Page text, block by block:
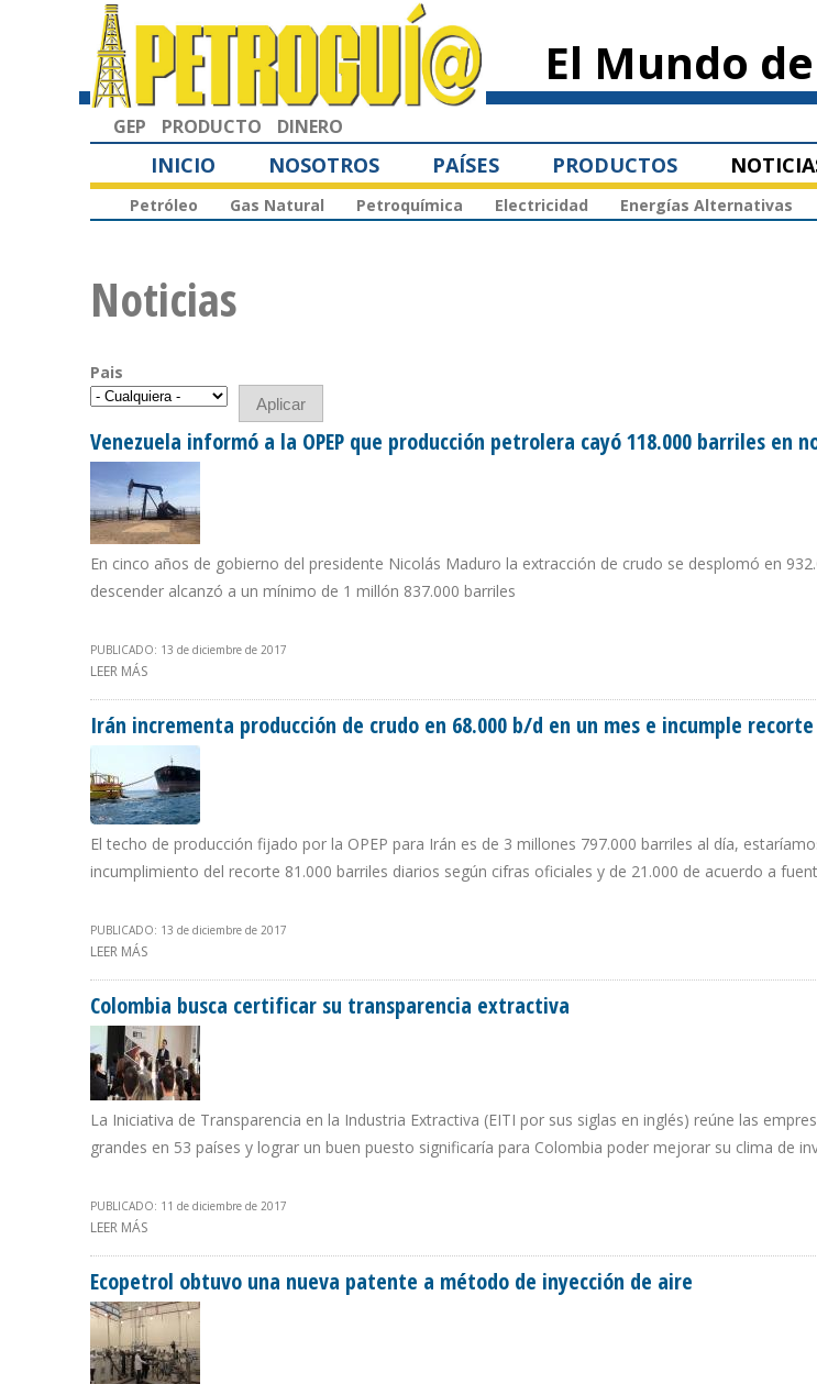
principal
El Mundo
GEP PRODUCTO DINERO
INICIO NOSOTROS PAÍSES PRODUCTOS
Petróleo Gas Natural Petroquímica Electricidad Energías Alternativas
Noticias
Pais
Venezuela informó a la OPEP que producción petrolera cayó 118.000 barriles en
En cinco años de gobierno del presidente Nicolás Maduro la extracción de crudo se desplomó en
descender alcanzó a un mínimo de 1 millón 837.000 barriles
PUBLICADO: 13 de diciembre de 2017
LEER MÁS
Irán incrementa producción de crudo en 68.000 b/d en un mes e incumple recorte
El techo de producción fijado por la OPEP para Irán es de 3 millones 797.000 barriles al día,
incumplimiento del recorte 81.000 barriles diarios según cifras oficiales y de 21.000 de acuerdo a
PUBLICADO: 13 de diciembre de 2017
LEER MÁS
Colombia busca certificar su transparencia extractiva
La Iniciativa de Transparencia en la Industria Extractiva (EITI por sus siglas en inglés) reúne las
grandes en 53 países y lograr un buen puesto significaría para Colombia poder mejorar su clima de
PUBLICADO: 11 de diciembre de 2017
LEER MÁS
Ecopetrol obtuvo una nueva patente a método de inyección de aire